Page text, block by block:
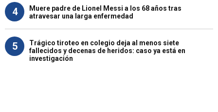
4
Muere padre de Lionel Messi a los 68 años tras
atravesar una larga enfermedad
5
Trágico tiroteo en colegio deja al menos siete
fallecidos y decenas de heridos: caso ya está en
investigación